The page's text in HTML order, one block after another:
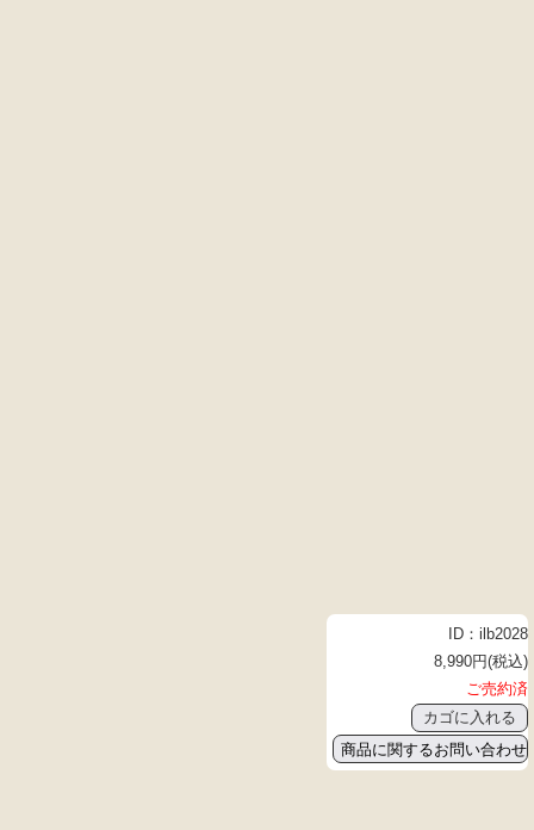
ID：ilb2028
8,990円(税込)
ご売約済
商品に関するお問い合わせ